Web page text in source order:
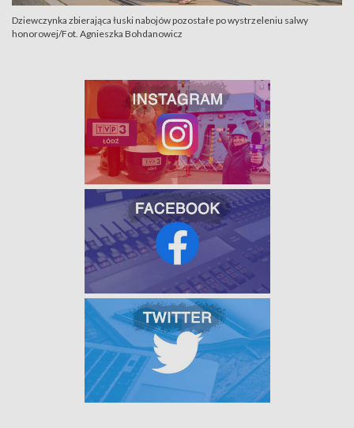
Dziewczynka zbierająca łuski nabojów pozostałe po wystrzeleniu salwy
honorowej/Fot. Agnieszka Bohdanowicz